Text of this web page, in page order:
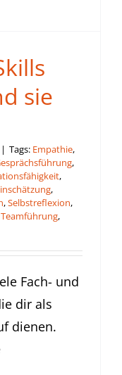
sie
| Tags: Empathie,
,
,
,
,Selbstreflexion,
Teamführung,
Fach- und
dir als
dienen.